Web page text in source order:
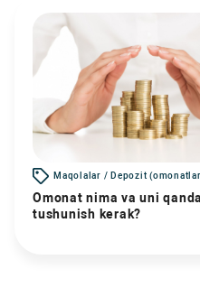
Maqolalar / Depozit
Omonat nima va uni
tushunish kerak?